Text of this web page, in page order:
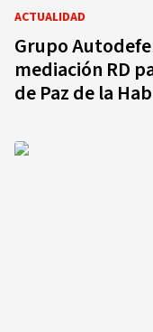
ACTUALIDAD
Grupo
mediación RD
de Paz de la